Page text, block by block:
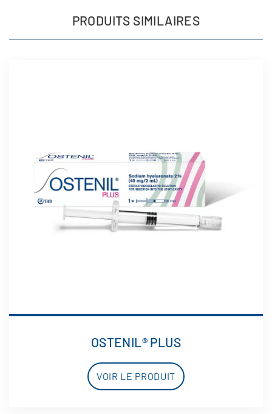
PRODUITS SIMILAIRES
OSTENIL® PLUS
VOIR LE PRODUIT